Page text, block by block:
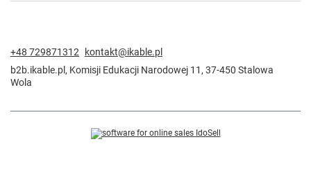
+48 729871312
kontakt@ikable.pl
b2b.ikable.pl , Komisji Edukacji Narodowej 11 , 37-450 Stalowa
Wola